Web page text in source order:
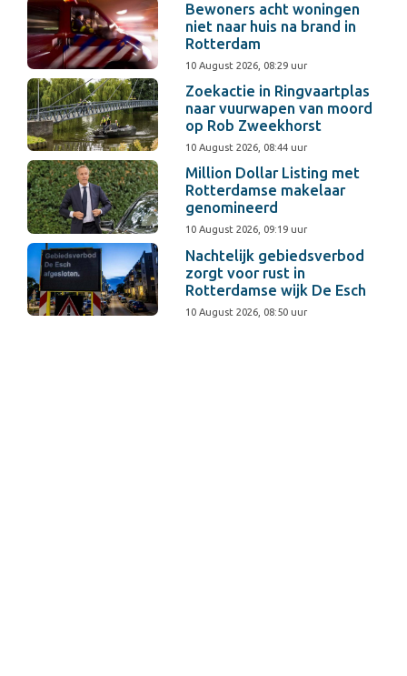
Bewoners acht woningen
niet naar huis na brand in
Rotterdam
10 August 2026, 08:29 uur
Zoekactie in Ringvaartplas
naar vuurwapen van moord
op Rob Zweekhorst
10 August 2026, 08:44 uur
Million Dollar Listing met
Rotterdamse makelaar
genomineerd
10 August 2026, 09:19 uur
Nachtelijk gebiedsverbod
zorgt voor rust in
Rotterdamse wijk De Esch
10 August 2026, 08:50 uur